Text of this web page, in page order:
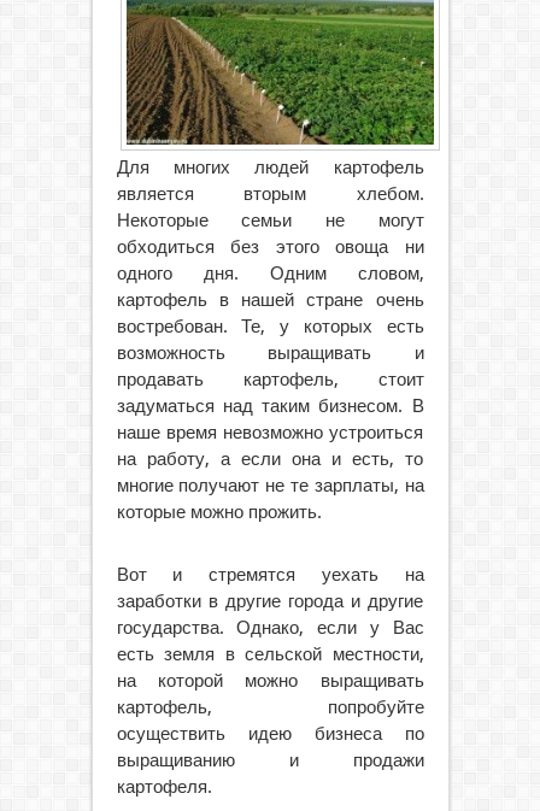
Для многих людей картофель
является вторым хлебом.
Некоторые семьи не могут
обходиться без этого овоща ни
одного дня. Одним словом,
картофель в нашей стране очень
востребован. Те, у которых есть
возможность выращивать и
продавать картофель, стоит
задуматься над таким бизнесом. В
наше время невозможно устроиться
на работу, а если она и есть, то
многие получают не те зарплаты, на
которые можно прожить.
Вот и стремятся уехать на
заработки в другие города и другие
государства. Однако, если у Вас
есть земля в сельской местности,
на которой можно выращивать
картофель, попробуйте
осуществить идею бизнеса по
выращиванию и продажи
картофеля.